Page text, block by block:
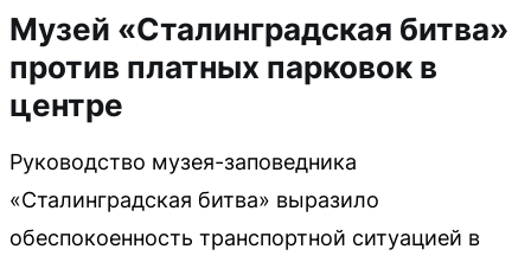
Музей «Сталинградская битва»
против платных парковок в
центре
Руководство музея-заповедника
«Сталинградская битва» выразило
обеспокоенность транспортной ситуацией в